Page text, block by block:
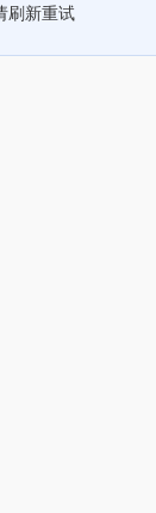
刷新重试